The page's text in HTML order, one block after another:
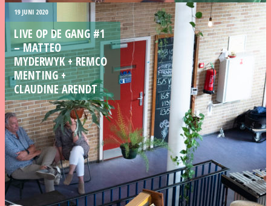
19 JUNI 2020
LIVE OP DE GANG #1
– MATTEO
MYDERWYK + REMCO
MENTING +
CLAUDINE ARENDT